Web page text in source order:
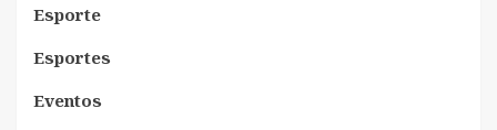
Esporte
Esportes
Eventos